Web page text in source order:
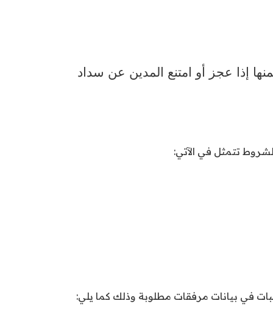
إذا عجز أو امتنع المدين عن سداد
تتمثل في الآتي:
في بيانات مرفقات مطلوبة وذلك كما يلي: